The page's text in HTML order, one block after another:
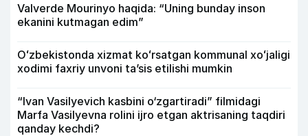
Valverde Mourinyo haqida: “Uning bunday inson
ekanini kutmagan edim”
Oʻzbekistonda xizmat koʻrsatgan kommunal xoʻjaligi
xodimi faxriy unvoni taʼsis etilishi mumkin
“Ivan Vasilyevich kasbini o‘zgartiradi” filmidagi
Marfa Vasilyevna rolini ijro etgan aktrisaning taqdiri
qanday kechdi?